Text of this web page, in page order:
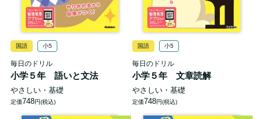
国語 小5
毎日のドリル
小学５年 語いと文法
やさしい・基礎
定価748円(税込)
国語 小5
毎日のドリル
小学５年 文章読解
やさしい・基礎
定価748円(税込)